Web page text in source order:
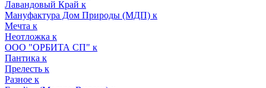
Лавандовый Край к
Мануфактура Дом Природы (МДП) к
Мечта к
Неотложка к
ООО "ОРБИТА СП" к
Пантика к
Прелесть к
Разное к